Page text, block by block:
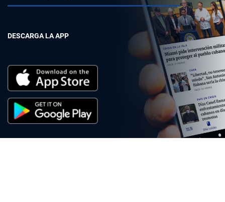
DESCARGA LA APP